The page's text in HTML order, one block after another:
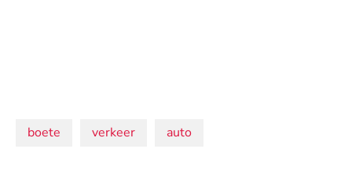
Onderwerpen:
boete verkeer auto